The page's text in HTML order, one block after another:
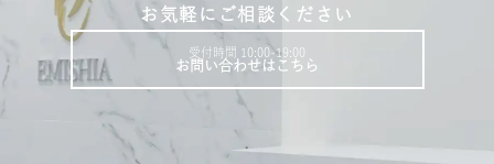
お気軽にご相談ください
受付時間 10:00-19:00
お問い合わせはこちら